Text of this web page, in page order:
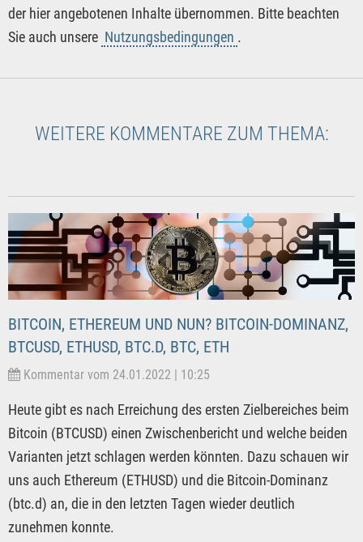
der hier angebotenen Inhalte übernommen. Bitte beachten
Sie auch unsere Nutzungsbedingungen .
WEITERE KOMMENTARE ZUM THEMA:
BITCOIN, ETHEREUM UND NUN? BITCOIN-DOMINANZ,
BTCUSD, ETHUSD, BTC.D, BTC, ETH
Kommentar vom 24.01.2022 | 10:25
Heute gibt es nach Erreichung des ersten Zielbereiches beim
Bitcoin (BTCUSD) einen Zwischenbericht und welche beiden
Varianten jetzt schlagen werden könnten. Dazu schauen wir
uns auch Ethereum (ETHUSD) und die Bitcoin-Dominanz
(btc.d) an, die in den letzten Tagen wieder deutlich
zunehmen konnte.